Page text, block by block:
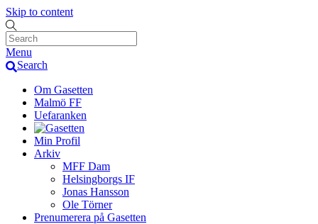
Skip to content
Menu
Search
Om Gasetten
Malmö FF
Uefaranken
Min Profil
Arkiv
MFF Dam
Helsingborgs IF
Jonas Hansson
Ole Törner
Prenumerera på Gasetten